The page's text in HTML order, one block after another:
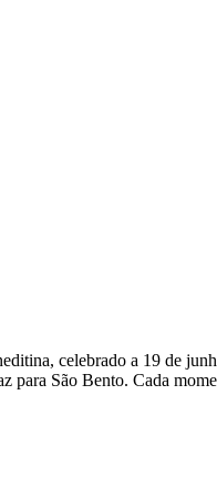
celebrado a 19 de
São Bento. Cada